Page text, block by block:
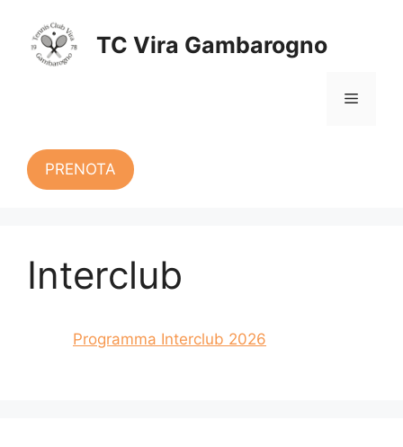
contenuto
TC Vira Gambarogno
Menu
PRENOTA
Interclub
Programma Interclub 2026